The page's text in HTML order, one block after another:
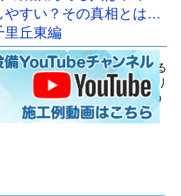
やすい？その真相とは…
里丘東編
日トイレつまり修理をしている
と言うか分かってくる事があり
もそも最近のトイレって言う
モデルになってるん...